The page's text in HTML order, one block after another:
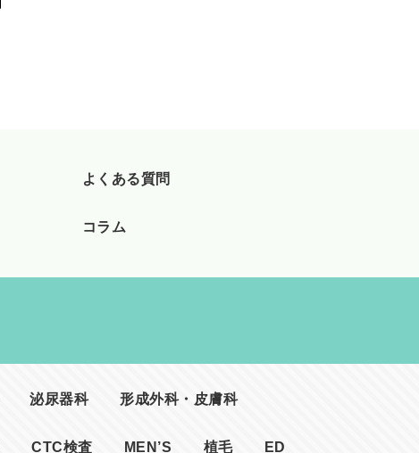
よくある質問
コラム
泌尿器科 形成外科・皮膚科
CTC検査 MEN’S 植毛 ED